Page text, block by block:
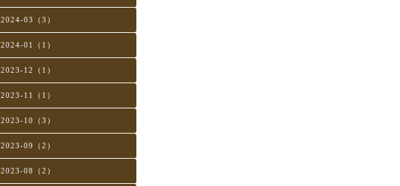
2024-03（3）
2024-01（1）
2023-12（1）
2023-11（1）
2023-10（3）
2023-09（2）
2023-08（2）